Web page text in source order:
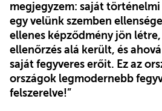
megjegyzem: saját
egy velünk szemben
ellenes képződmény jön
ellenőrzés alá került, és
saját fegyveres erőit. Ez az
országok legmodernebb
felszerelve!”